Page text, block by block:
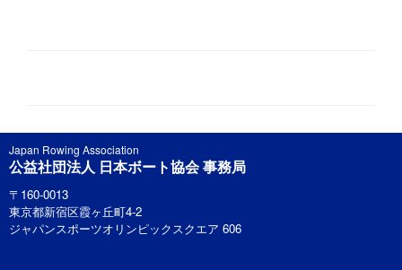
Japan Rowing Association
公益社団法人 日本ボート協会 事務局
〒160-0013
東京都新宿区霞ヶ丘町4-2
ジャパンスポーツオリンピックスクエア 606